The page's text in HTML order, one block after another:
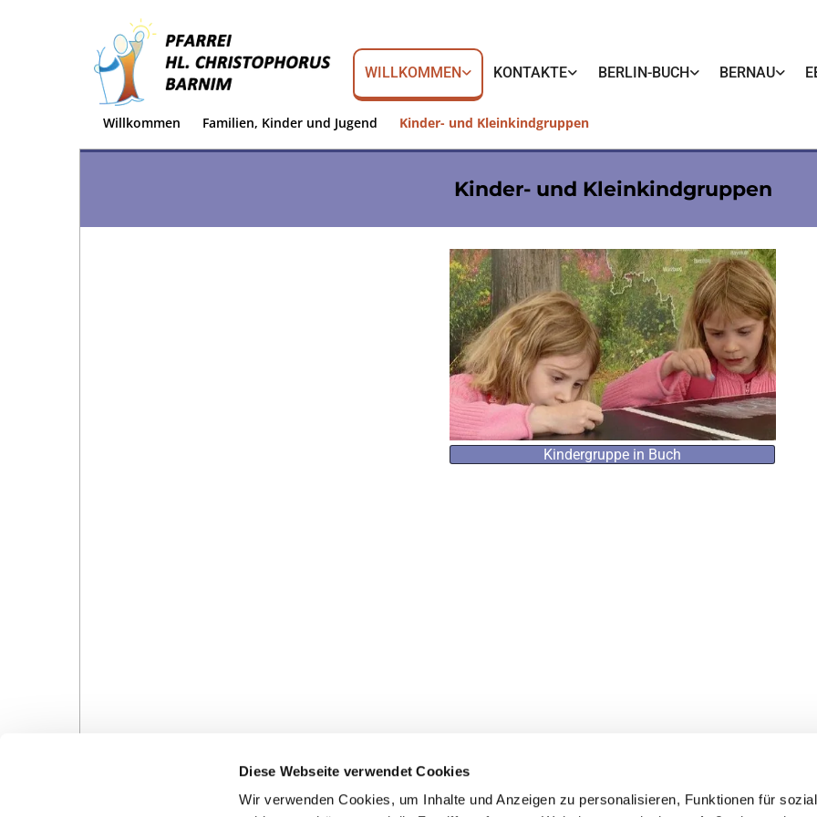
Diese Webseite verwendet Cookies
Wir verwenden Cookies, um Inhalte und Anzeigen zu personalisieren, Funktionen für
WILLKOMMEN KONTAKTE BERLIN-BUCH BERNAU
Willkommen Familien, Kinder und Jugend Kinder- und Kleinkindgruppen
Kinder- und Kleinkindgruppen
Kindergruppe in Buch